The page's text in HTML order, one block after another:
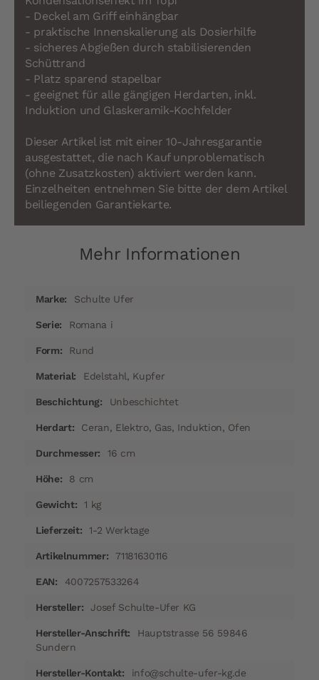
- Deckel am Griff einhängbar
- praktische Innenskalierung als Dosierhilfe
- sicheres Abgießen durch stabilisierenden
Schüttrand
- Platz sparend stapelbar
- geeignet für alle gängigen Herdarten, inkl.
Induktion und Glaskeramik-Kochfelder
Dieser Artikel ist mit einer 10-Jahresgarantie
ausgestattet, die nach Kauf unproblematisch
(ohne Zusatzkosten) aktiviert werden kann.
Einzelheiten entnehmen Sie bitte der dem Artikel
beiliegenden Garantiekarte.
Mehr Informationen
InformationenSchulte Ufer
Romana i
Rund
Edelstahl, Kupfer
Unbeschichtet
Ceran, Elektro, Gas, Induktion, Ofen
16 cm
8 cm
1 kg
1-2 Werktage
71181630116
4007257533264
Josef Schulte-Ufer KG
Hauptstrasse 56 59846
Sundern
info@schulte-ufer-kg.de